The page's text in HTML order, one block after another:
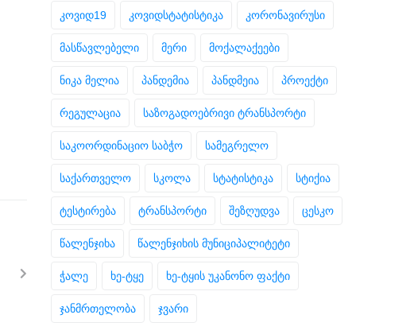
კოვიდ19 კოვიდსტატისტიკა კორონავირუსი
მასწავლებელი მერი მოქალაქეები
ნიკა მელია პანდემია პანდმეია პროექტი
რეგულაცია საზოგადოებრივი ტრანსპორტი
საკოორდინაციო საბჭო სამეგრელო
საქართველო სკოლა სტატისტიკა სტიქია
ტესტირება ტრანსპორტი შეზღუდვა ცესკო
წალენჯიხა წალენჯიხის მუნიციპალიტეტი
ჭალე ხე-ტყე ხე-ტყის უკანონო ფაქტი
ჯანმრთელობა ჯვარი